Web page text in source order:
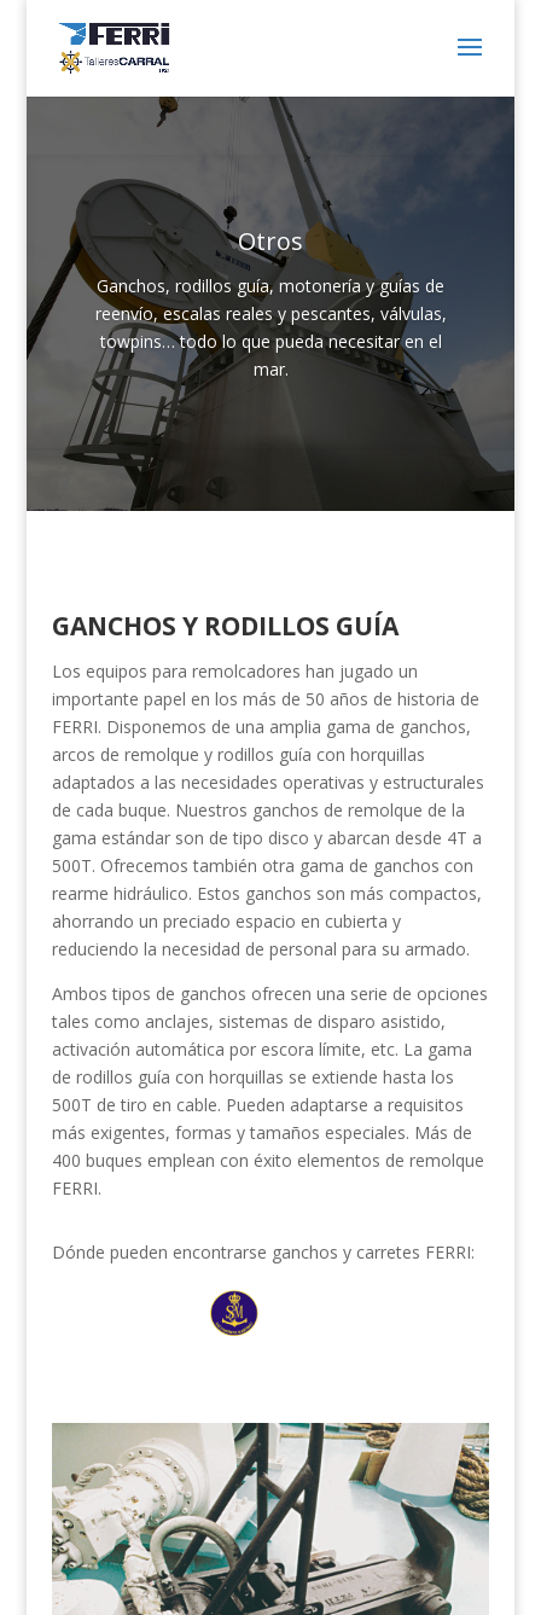
Otros
Ganchos, rodillos guía, motonería y guías de
reenvío, escalas reales y pescantes, válvulas,
towpins… todo lo que pueda necesitar en el
mar.
GANCHOS Y RODILLOS GUÍA
Los equipos para remolcadores han jugado un
importante papel en los más de 50 años de historia de
FERRI. Disponemos de una amplia gama de ganchos,
arcos de remolque y rodillos guía con horquillas
adaptados a las necesidades operativas y estructurales
de cada buque. Nuestros ganchos de remolque de la
gama estándar son de tipo disco y abarcan desde 4T a
500T. Ofrecemos también otra gama de ganchos con
rearme hidráulico. Estos ganchos son más compactos,
ahorrando un preciado espacio en cubierta y
reduciendo la necesidad de personal para su armado.
Ambos tipos de ganchos ofrecen una serie de opciones
tales como anclajes, sistemas de disparo asistido,
activación automática por escora límite, etc. La gama
de rodillos guía con horquillas se extiende hasta los
500T de tiro en cable. Pueden adaptarse a requisitos
más exigentes, formas y tamaños especiales. Más de
400 buques emplean con éxito elementos de remolque
FERRI.
Dónde pueden encontrarse ganchos y carretes FERRI: